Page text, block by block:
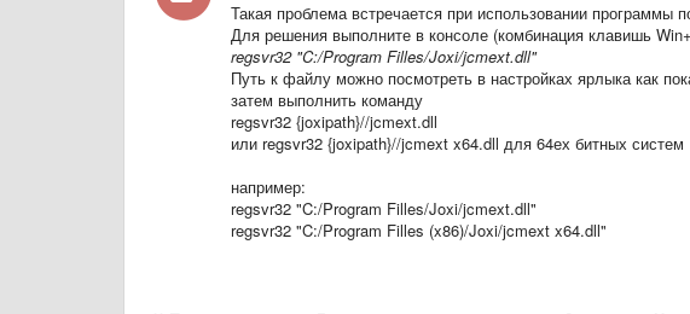
Такая проблема встречается при использовании программы
Для решения выполните в консоле (комбинация клавишь
regsvr32 "C:/Program Filles/Joxi/jcmext.dll"
Путь к файлу можно посмотреть в настройках ярлыка как
затем выполнить команду
regsvr32 {joxipath}//jcmext.dll
или regsvr32 {joxipath}//jcmext x64.dll для 64ех битных систем
например:
regsvr32 "C:/Program Filles/Joxi/jcmext.dll"
regsvr32 "C:/Program Filles (x86)/Joxi/jcmext x64.dll"